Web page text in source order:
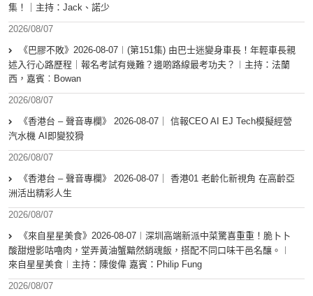
集！｜主持：Jack、諾少
2026/08/07
《巴膠不敗》2026-08-07︱(第151集) 由巴士迷變身車長！年輕車長親
述入行心路歷程｜報名考試有幾難？邊啲路線最考功夫？︱主持：法蘭
西，嘉賓︰Bowan
2026/08/07
《香港台 – 聲音專欄》 2026-08-07｜ 信報CEO AI EJ Tech模擬經營
汽水機 AI即變狡猾
2026/08/07
《香港台 – 聲音專欄》 2026-08-07｜ 香港01 老齡化新視角 在高齡亞
洲活出精彩人生
2026/08/07
《來自星星美食》2026-08-07︱深圳高端新派中菜驚喜重重！脆卜卜
酸甜燈影咕嚕肉，堂弄黃油蟹黯然銷魂飯，搭配不同口味干邑名釀。︱
來自星星美食︱主持：陳俊偉 嘉賓：Philip Fung
2026/08/07